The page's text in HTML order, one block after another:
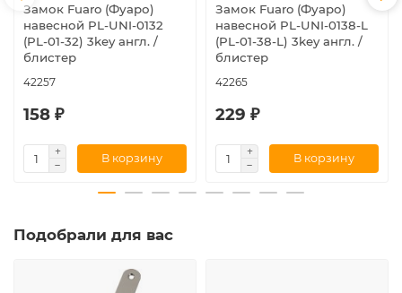
Замок Fuaro (Фуаро)
навесной PL-UNI-0132
(PL-01-32) 3key англ. /
блистер
42257
158 ₽
В корзину
Замок Fuaro (Фуаро)
навесной PL-UNI-0138-L
(PL-01-38-L) 3key англ. /
блистер
42265
229 ₽
В корзину
Подобрали для вас